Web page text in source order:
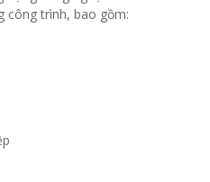
công trình, bao gồm: